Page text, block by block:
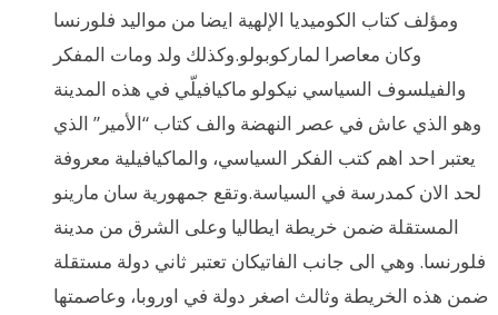
ومؤلف كتاب الكوميديا الإلهية ايضا من مواليد فلورنسا
وكان معاصرا لماركوبولو.وكذلك ولد ومات المفكر
والفيلسوف السياسي نيكولو ماكيافيلّي في هذه المدينة
وهو الذي عاش في عصر النهضة والف كتاب “الأمير” الذي
يعتبر احد اهم كتب الفكر السياسي، والماكيافيلية معروفة
لحد الان كمدرسة في السياسة.وتقع جمهورية سان مارينو
المستقلة ضمن خريطة ايطاليا وعلى الشرق من مدينة
فلورنسا. وهي الى جانب الفاتيكان تعتبر ثاني دولة مستقلة
ضمن هذه الخريطة وثالث اصغر دولة في اوروبا، وعاصمتها